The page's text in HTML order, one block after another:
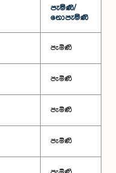
පැමිණි/
නොපැමිණි
පැමිණි
පැමිණි
පැමිණි
පැමිණි